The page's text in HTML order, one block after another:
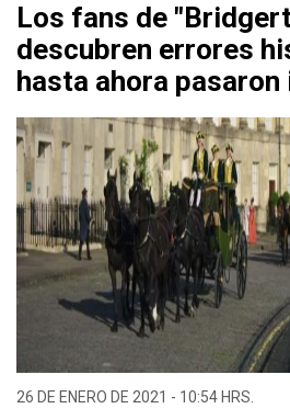
Los fans de
descubren errores
hasta ahora
26 DE ENERO DE 2021 - 10:54 HRS.